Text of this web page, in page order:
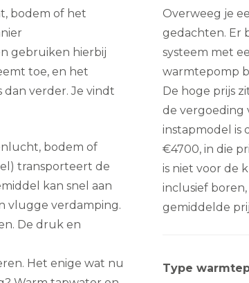
bodem of het
gebruiken hierbij
toe, en het
dan verder. Je vindt
bodem of
transporteert de
kan snel aan
vlugge verdamping.
De druk en
Het enige wat nu
Overweeg je
gedachten. Er
systeem met
warmtepomp
De hoge prijs
de vergoeding
instapmodel is
€4700, in die
is niet voor de
inclusief
gemiddelde
Type